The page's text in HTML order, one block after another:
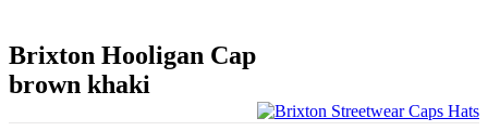
Brixton Hooligan Cap
brown khaki